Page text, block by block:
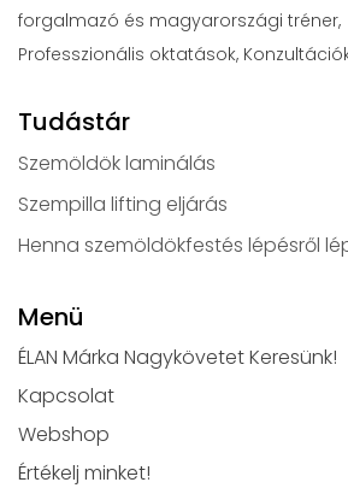
forgalmazó és magyarországi tréner,
Professzionális oktatások,
Tudástár
Szemöldök laminálás
Szempilla lifting eljárás
Henna szemöldökfestés lépésről
Menü
ÉLAN Márka Nagykövetet Keresünk!
Kapcsolat
Webshop
Értékelj minket!